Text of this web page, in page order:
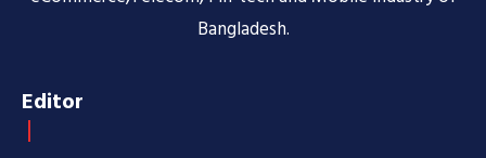
Bangladesh.
Editor